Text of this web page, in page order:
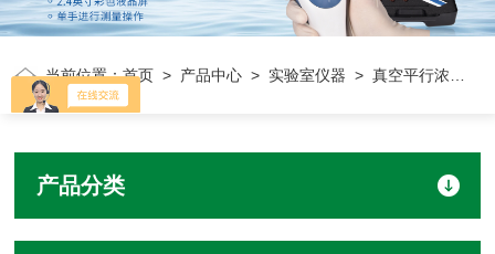
当前位置：首页 > 产品中心 > 实验室仪器 > 真空平行浓缩仪
产品分类